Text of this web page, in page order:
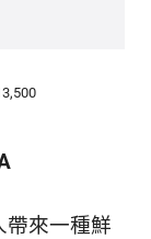
帶來一種鮮